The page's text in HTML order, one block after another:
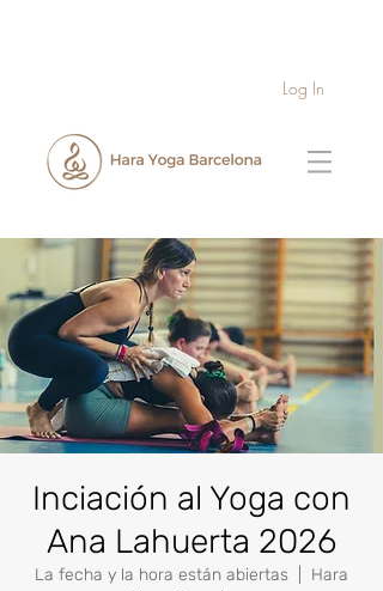
Log In
Inciación al Yoga con
Ana Lahuerta 2026
La fecha y la hora están abiertas
Hara